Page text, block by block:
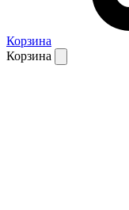
Корзина
Корзина